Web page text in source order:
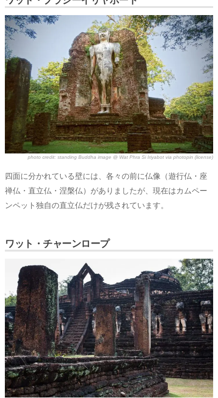
photo credit: standing Buddha image @ Wat Phra Si Iriyabot via photopin (license)
四面に分かれている壁には、各々の前に仏像（遊行仏・座
禅仏・直立仏・涅槃仏）がありましたが、現在はカムペー
ンペット独自の直立仏だけが残されています。
ワット・チャーンロープ